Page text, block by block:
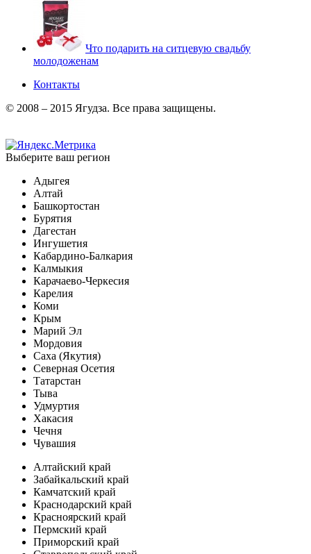
Что подарить на ситцевую свадьбу
молодоженам
Контакты
© 2008 – 2015 Ягудза. Все права защищены.
Выберите ваш регион
Адыгея
Алтай
Башкортостан
Бурятия
Дагестан
Ингушетия
Кабардино-Балкария
Калмыкия
Карачаево-Черкесия
Карелия
Коми
Крым
Марий Эл
Мордовия
Саха (Якутия)
Северная Осетия
Татарстан
Тыва
Удмуртия
Хакасия
Чечня
Чувашия
Алтайский край
Забайкальский край
Камчатский край
Краснодарский край
Красноярский край
Пермский край
Приморский край